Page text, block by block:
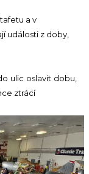
a v
události z doby,
ulic oslavit dobu,
ztrácí